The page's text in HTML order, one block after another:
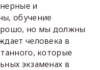
и
обучение
но мы должны
человека в
которые
экзаменах в